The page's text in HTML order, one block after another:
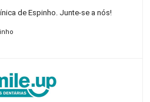
de Espinho. Junte-se a nós!